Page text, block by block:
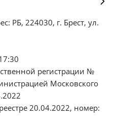
РБ, 224030, г. Брест, ул.
регистрации №
Московского
20.04.2022, номер: